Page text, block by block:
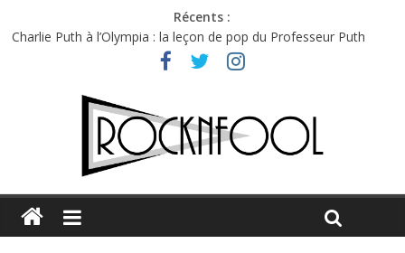
Récents :
Charlie Puth à l’Olympia : la leçon de pop du Professeur Puth
Festival Triptyque : un nouveau festival de musique indépendant
Hellfest 2026 vendredi : température et émotions en hausse
Hellfest 2026 jeudi : impossible de choisir entre chaleur et bonne
Première édition du Midgard Festival : entre bière, métal et